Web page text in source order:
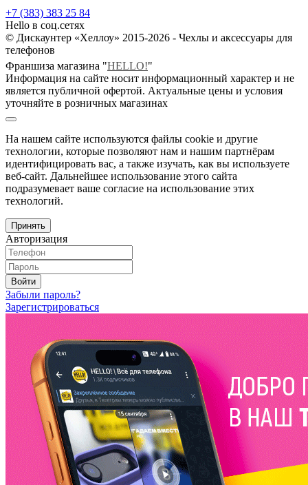
+7 (383) 383 25 84
Hello в соц.сетях
© Дискаунтер «Хеллоу» 2015-2026 - Чехлы и аксессуары для
телефонов
Франшиза магазина "HELLO!"
Информация на сайте носит информационный характер и не
является публичной офертой. Актуальные цены и условия
уточняйте в розничных магазинах
На нашем сайте используются файлы cookie и другие
технологии, которые позволяют нам и нашим партнёрам
идентифицировать вас, а также изучать, как вы используете
веб-сайт. Дальнейшее использование этого сайта
подразумевает ваше согласие на использование этих
технологий.
Принять
Авторизация
Войти
Забыли пароль?
Зарегистрироваться